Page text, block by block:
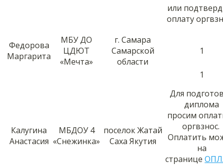
или
оплату
Федорова
Маргарита
МБУ ДО
ЦДЮТ
«Мечта»
г. Самара
Самарской
области
1
Калугина
Анастасия
МБДОУ 4
«Снежинка»
поселок Жатай
Саха Якутия
1
Для
диплома
просим
оргвзнос.
Оплатить
на
странице